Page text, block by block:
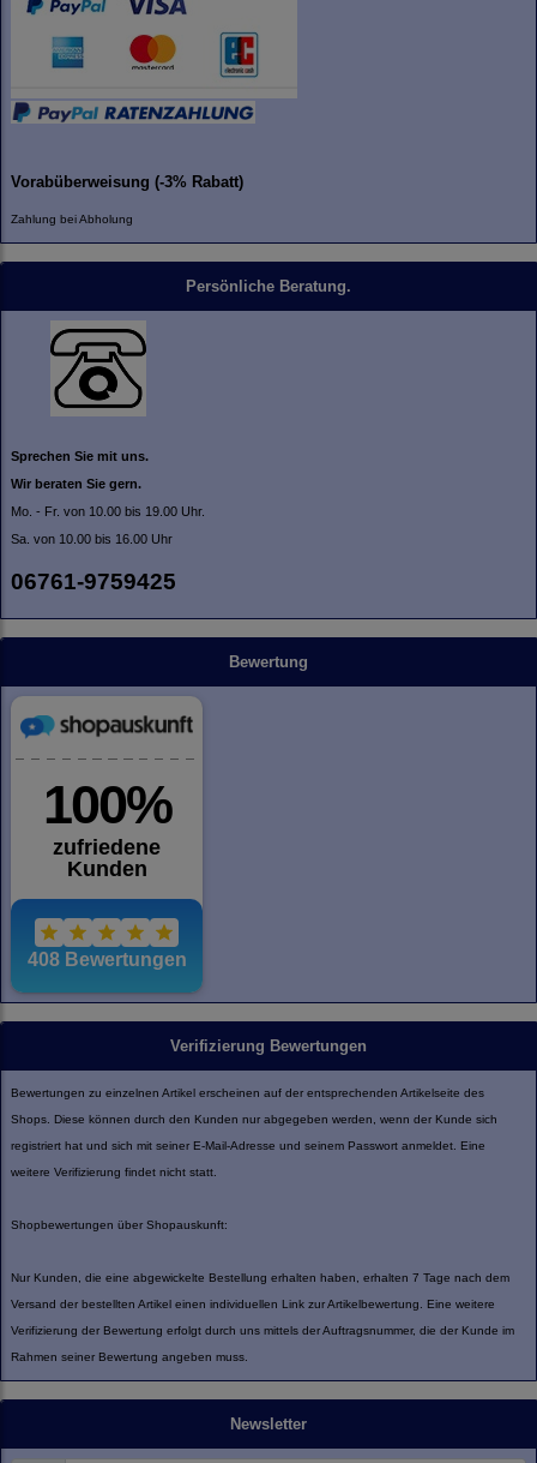
Vorabüberweisung (-3% Rabatt)
Zahlung bei Abholung
Persönliche Beratung.
Sprechen Sie mit uns.
Wir beraten Sie gern.
Mo. - Fr. von 10.00 bis 19.00 Uhr.
Sa. von 10.00 bis 16.00 Uhr
06761-9759425
Bewertung
Verifizierung Bewertungen
Bewertungen zu einzelnen Artikel erscheinen auf der entsprechenden Artikelseite des
Shops. Diese können durch den Kunden nur abgegeben werden, wenn der Kunde sich
registriert hat und sich mit seiner E-Mail-Adresse und seinem Passwort anmeldet. Eine
weitere Verifizierung findet nicht statt.
Shopbewertungen über Shopauskunft:
Nur Kunden, die eine abgewickelte Bestellung erhalten haben, erhalten 7 Tage nach dem
Versand der bestellten Artikel einen individuellen Link zur Artikelbewertung. Eine weitere
Verifizierung der Bewertung erfolgt durch uns mittels der Auftragsnummer, die der Kunde im
Rahmen seiner Bewertung angeben muss.
Newsletter